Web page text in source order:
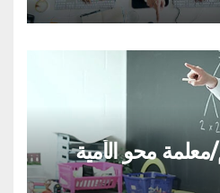
محو الأمية